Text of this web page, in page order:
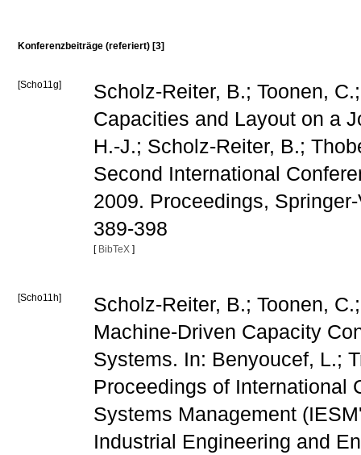
Konferenzbeiträge (referiert) [3]
[Scho11g]
Scholz-Reiter, B.; Toonen,
Capacities and Layout on a
H.-J.; Scholz-Reiter, B.;
Second International
2009. Proceedings,
389-398
[ BibTeX ]
[Scho11h]
Scholz-Reiter, B.; Toonen,
Machine-Driven Capacity
Systems. In: Benyoucef, L.;
Proceedings of International
Systems Management
Industrial Engineering and